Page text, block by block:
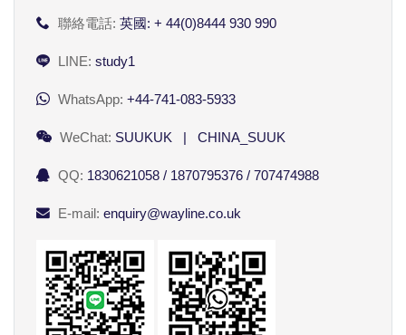
聯絡電話: 英國: + 44(0)8444 930 990
LINE: study1
WhatsApp: +44-741-083-5933
WeChat: SUUKUK | CHINA_SUUK
QQ: 1830621058 / 1870795376 / 707474988
E-mail: enquiry@wayline.co.uk